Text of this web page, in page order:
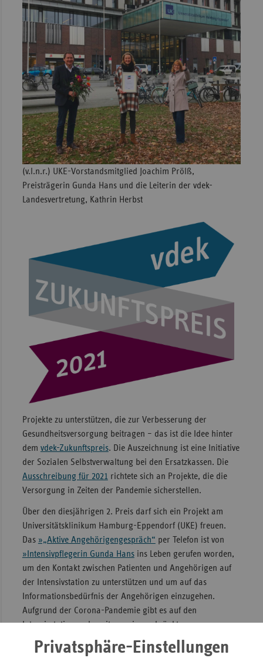
Privatsphäre-Einstellungen
(v.l.n.r.) UKE-Vorstandsmitglied Joachim Prölß,
Preisträgerin Gunda Hans und die Leiterin der vdek-
Landesvertretung, Kathrin Herbst
Projekte zu unterstützen, die zur Verbesserung der
Gesundheitsversorgung beitragen – das ist die Idee hinter
dem vdek-Zukunftspreis. Die Auszeichnung ist eine Initiative
der Sozialen Selbstverwaltung bei den Ersatzkassen. Die
Ausschreibung für 2021 richtete sich an Projekte, die die
Versorgung in Zeiten der Pandemie sicherstellen.
Über den diesjährigen 2. Preis darf sich ein Projekt am
Universitätsklinikum Hamburg-Eppendorf (UKE) freuen.
Das »„Aktive Angehörigengespräch“ per Telefon ist von
»Intensivpflegerin Gunda Hansins Leben gerufen worden,
um den Kontakt zwischen Patienten und Angehörigen auf
der Intensivstation zu unterstützen und um auf das
Informationsbedürfnis der Angehörigen einzugehen.
Aufgrund der Corona-Pandemie gibt es auf den
Intensivstationen derzeit nur eingeschränkte
Besuchsmöglichkeiten. Durch das Telefonat wird der
regelmäßige, wichtige Austausch zwischen Pflegekräften,